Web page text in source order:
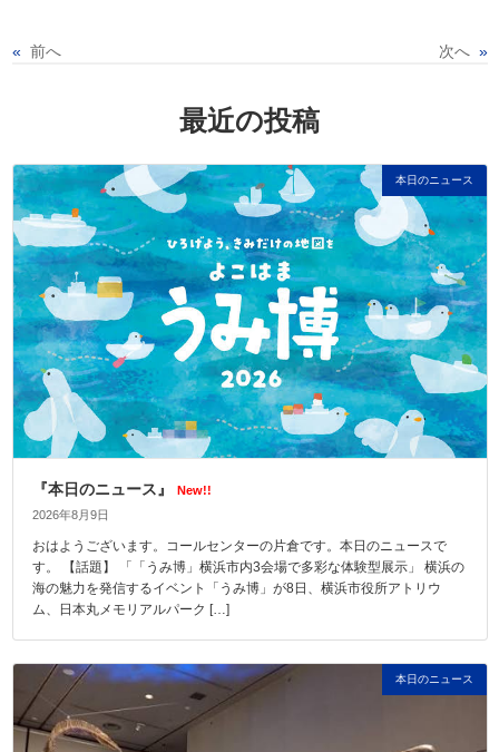
« 前へ 次へ »
最近の投稿
本日のニュース
『本日のニュース』
New!!
2026年8月9日
おはようございます。コールセンターの片倉です。本日のニュースで
す。 【話題】 「「うみ博」横浜市内3会場で多彩な体験型展示」 横浜の
海の魅力を発信するイベント「うみ博」が8日、横浜市役所アトリウ
ム、日本丸メモリアルパーク […]
本日のニュース